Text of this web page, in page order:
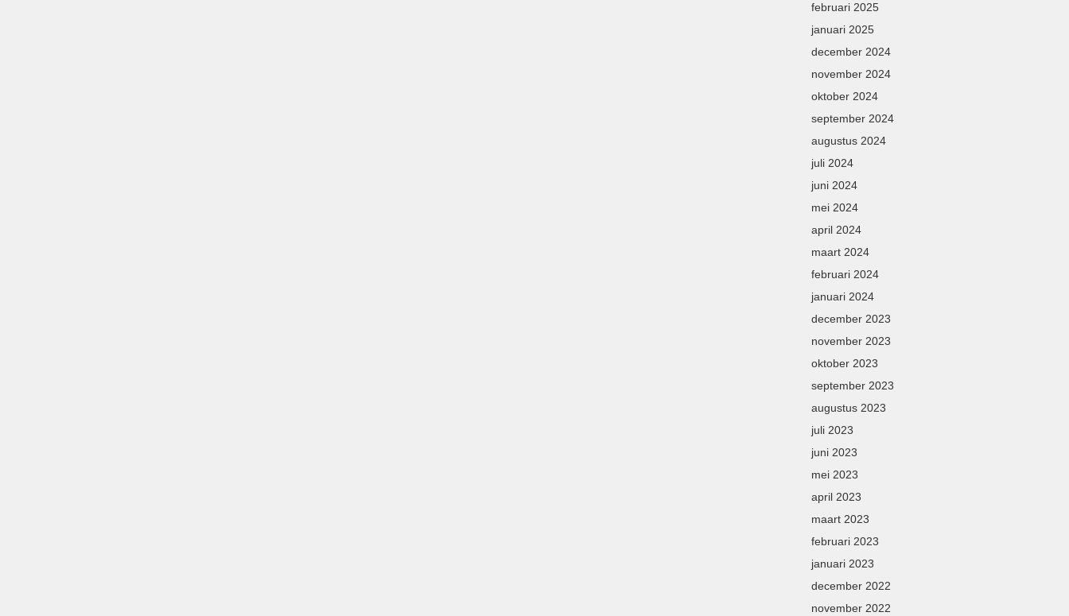
februari 2025
januari 2025
december 2024
november 2024
oktober 2024
september 2024
augustus 2024
juli 2024
juni 2024
mei 2024
april 2024
maart 2024
februari 2024
januari 2024
december 2023
november 2023
oktober 2023
september 2023
augustus 2023
juli 2023
juni 2023
mei 2023
april 2023
maart 2023
februari 2023
januari 2023
december 2022
november 2022